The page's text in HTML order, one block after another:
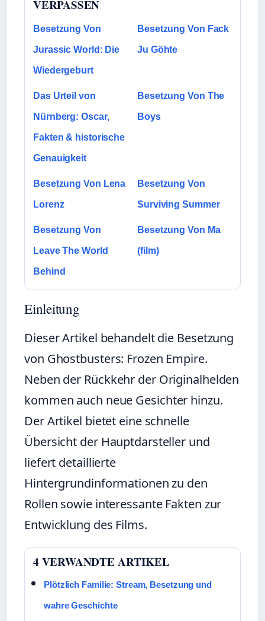
VERPASSEN
Besetzung Von
Jurassic World: Die
Wiedergeburt
Besetzung Von Fack
Ju Göhte
Das Urteil von
Nürnberg: Oscar,
Fakten & historische
Genauigkeit
Besetzung Von The
Boys
Besetzung Von Lena
Lorenz
Besetzung Von
Surviving Summer
Besetzung Von
Leave The World
Behind
Besetzung Von Ma
(film)
Einleitung
Dieser Artikel behandelt die Besetzung
von Ghostbusters: Frozen Empire.
Neben der Rückkehr der Originalhelden
kommen auch neue Gesichter hinzu.
Der Artikel bietet eine schnelle
Übersicht der Hauptdarsteller und
liefert detaillierte
Hintergrundinformationen zu den
Rollen sowie interessante Fakten zur
Entwicklung des Films.
4 VERWANDTE ARTIKEL
Plötzlich Familie: Stream, Besetzung und
wahre Geschichte